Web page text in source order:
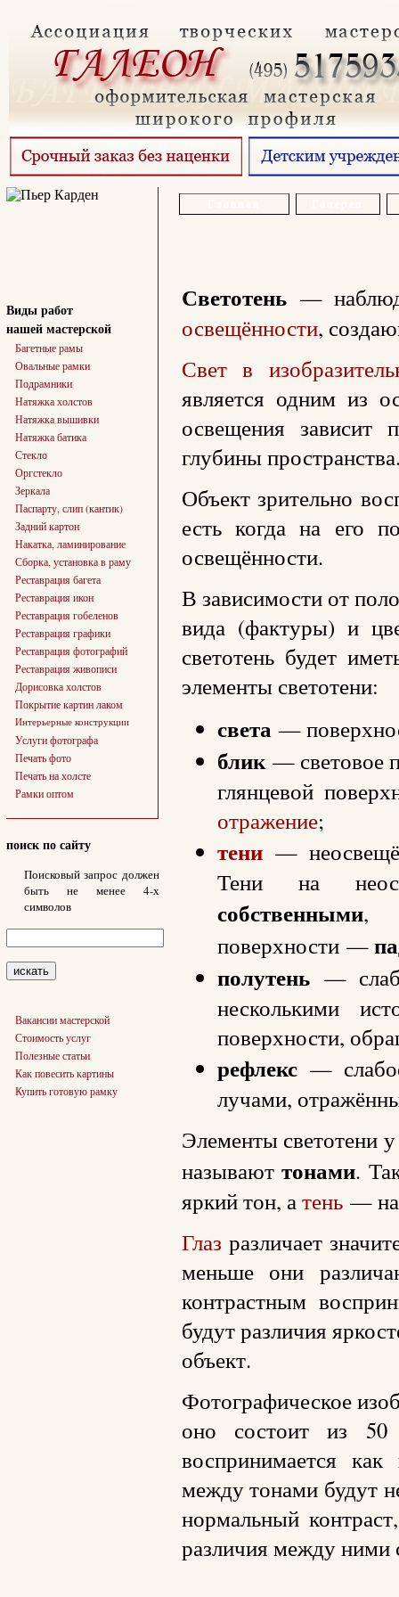
Виды работ
нашей мастерской
Багетные рамы
Овальные рамки
Подрамники
Натяжка холстов
Натяжка вышивки
Натяжка батика
Стекло
Оргстекло
Зеркала
Паспарту, слип (кантик)
Задний картон
Накатка, ламинирование
Сборка, установка в раму
Реставрация багета
Реставрация икон
Реставрация гобеленов
Реставрация графики
Реставрация фотографий
Реставрация живописи
Дорисовка холстов
Покрытие картин лаком
Интерьерные конструкции
Услуги фотографа
Печать фото
Печать на холсте
Рамки оптом
поиск по сайту
Поисковый запрос должен
быть не менее 4-х
символов
Вакансии мастерской
Стоимость услуг
Полезные статьи
Как повесить картины
Купить готовую рамку
Светотень—
освещённости,
Свет в
является одним из
освещения зависит
глубины
Объект зрительно
есть когда на его
освещённости.
В зависимости от
вида (фактуры) и
светотень будет
элементы светотени:
света—
блик— световое
глянцевой
отражение;
тени—
Тени на
собственными, а
поверхности —
полутень—
несколькими
поверхности,
рефлекс— слабое
лучами,
Элементы светотени
называюттонами.
яркий тон, атень—
Глаз различает
меньше они
контрастным
будут различия
объект.
Фотографическое
оно состоит из
воспринимается
между тонами будут
нормальный
различия между ними